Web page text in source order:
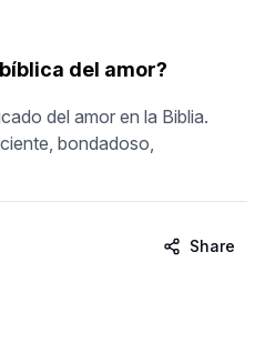
del amor?
del amor en la Biblia.
bondadoso,
Share